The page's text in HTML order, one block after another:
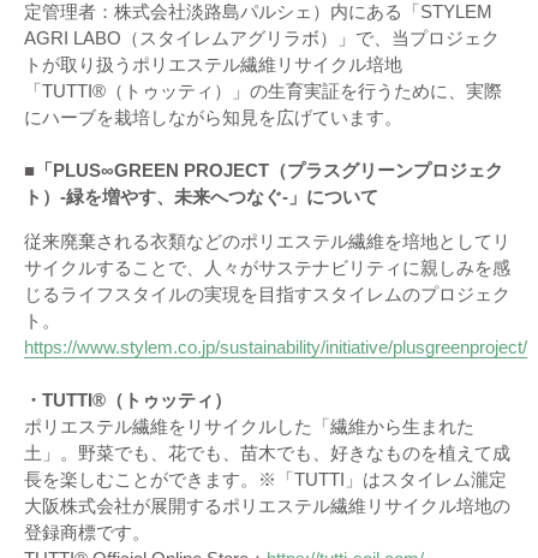
定管理者：株式会社淡路島パルシェ）内にある「STYLEM
AGRI LABO（スタイレムアグリラボ）」で、当プロジェク
トが取り扱うポリエステル繊維リサイクル培地
「TUTTI®（トゥッティ）」の生育実証を行うために、実際
にハーブを栽培しながら知見を広げています。
■「PLUS∞GREEN PROJECT（プラスグリーンプロジェク
ト）-緑を増やす、未来へつなぐ-」について
従来廃棄される衣類などのポリエステル繊維を培地としてリ
サイクルすることで、人々がサステナビリティに親しみを感
じるライフスタイルの実現を目指すスタイレムのプロジェク
ト。
https://www.stylem.co.jp/sustainability/initiative/plusgreenproject/
・TUTTI®（トゥッティ）
ポリエステル繊維をリサイクルした「繊維から生まれた
土」。野菜でも、花でも、苗木でも、好きなものを植えて成
長を楽しむことができます。※「TUTTI」はスタイレム瀧定
大阪株式会社が展開するポリエステル繊維リサイクル培地の
登録商標です。